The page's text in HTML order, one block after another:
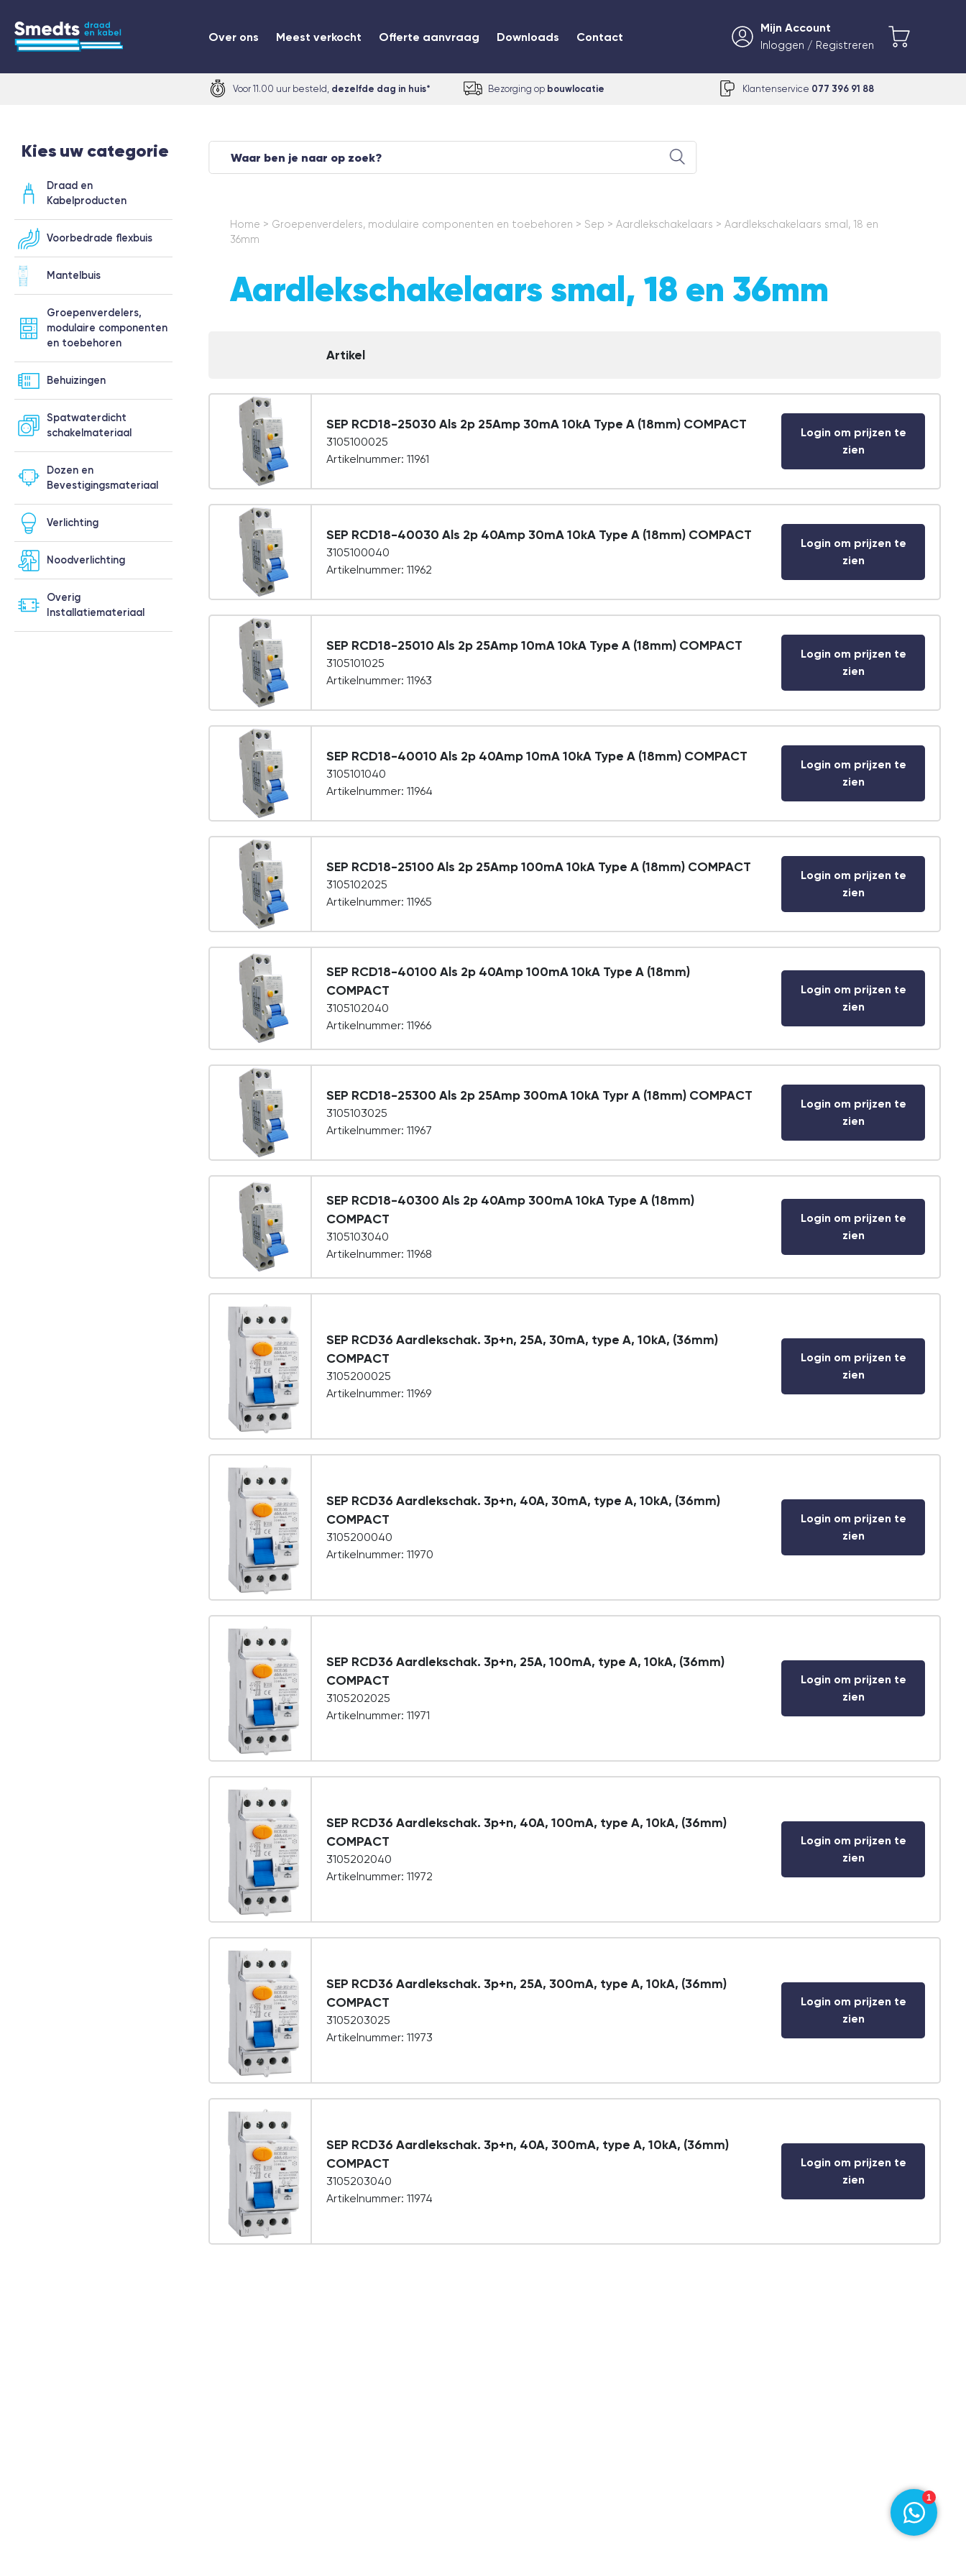
Over ons Meest verkocht Offerte aanvraag Downloads Contact
Mijn Account
Inloggen / Registreren
Voor 11.00 uur besteld, dezelfde dag in huis* Bezorging op bouwlocatie Klantenservice 077 396 91 88
Kies uw categorie
Draad en
Kabelproducten
Voorbedrade flexbuis
Mantelbuis
Groepenverdelers,
modulaire componenten
en toebehoren
Behuizingen
Spatwaterdicht
schakelmateriaal
Dozen en
Bevestigingsmateriaal
Verlichting
Noodverlichting
Overig
Installatiemateriaal
Home > Groepenverdelers, modulaire componenten en toebehoren > Sep > Aardlekschakelaars > Aardlekschakelaars smal, 18 en
36mm
Aardlekschakelaars smal, 18 en 36mm
Artikel
SEP RCD18-25030 Als 2p 25Amp 30mA 10kA Type A (18mm) COMPACT
3105100025
Artikelnummer: 11961
Login om prijzen te
zien
SEP RCD18-40030 Als 2p 40Amp 30mA 10kA Type A (18mm) COMPACT
3105100040
Artikelnummer: 11962
Login om prijzen te
zien
SEP RCD18-25010 Als 2p 25Amp 10mA 10kA Type A (18mm) COMPACT
3105101025
Artikelnummer: 11963
Login om prijzen te
zien
SEP RCD18-40010 Als 2p 40Amp 10mA 10kA Type A (18mm) COMPACT
3105101040
Artikelnummer: 11964
Login om prijzen te
zien
SEP RCD18-25100 Als 2p 25Amp 100mA 10kA Type A (18mm) COMPACT
3105102025
Artikelnummer: 11965
Login om prijzen te
zien
SEP RCD18-40100 Als 2p 40Amp 100mA 10kA Type A (18mm)
COMPACT
3105102040
Artikelnummer: 11966
Login om prijzen te
zien
SEP RCD18-25300 Als 2p 25Amp 300mA 10kA Typr A (18mm) COMPACT
3105103025
Artikelnummer: 11967
Login om prijzen te
zien
SEP RCD18-40300 Als 2p 40Amp 300mA 10kA Type A (18mm)
COMPACT
3105103040
Artikelnummer: 11968
Login om prijzen te
zien
SEP RCD36 Aardlekschak. 3p+n, 25A, 30mA, type A, 10kA, (36mm)
COMPACT
3105200025
Artikelnummer: 11969
Login om prijzen te
zien
SEP RCD36 Aardlekschak. 3p+n, 40A, 30mA, type A, 10kA, (36mm)
COMPACT
3105200040
Artikelnummer: 11970
Login om prijzen te
zien
SEP RCD36 Aardlekschak. 3p+n, 25A, 100mA, type A, 10kA, (36mm)
COMPACT
3105202025
Artikelnummer: 11971
Login om prijzen te
zien
SEP RCD36 Aardlekschak. 3p+n, 40A, 100mA, type A, 10kA, (36mm)
COMPACT
3105202040
Artikelnummer: 11972
Login om prijzen te
zien
SEP RCD36 Aardlekschak. 3p+n, 25A, 300mA, type A, 10kA, (36mm)
COMPACT
3105203025
Artikelnummer: 11973
Login om prijzen te
zien
SEP RCD36 Aardlekschak. 3p+n, 40A, 300mA, type A, 10kA, (36mm)
COMPACT
3105203040
Artikelnummer: 11974
Login om prijzen te
zien
1